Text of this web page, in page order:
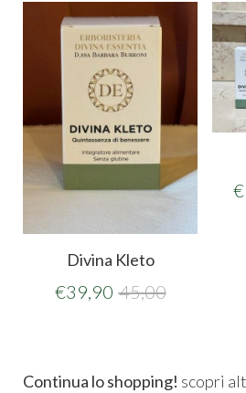
Divina Kleto
€39,90 45,00
€
Continua lo shopping! scopri